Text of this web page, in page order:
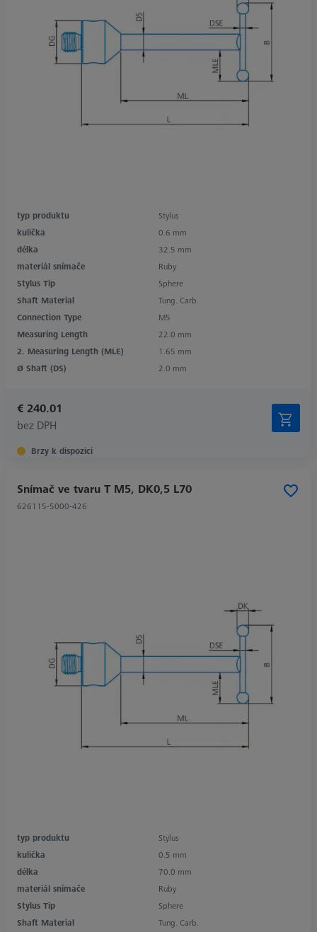
typ produktu
Stylus
kulička
0.6 mm
délka
32.5 mm
materiál snímače
Ruby
Stylus Tip
Sphere
Shaft Material
Tung. Carb.
Connection Type
M5
Measuring Length
22.0 mm
2. Measuring Length (MLE)
1.65 mm
Ø Shaft (DS)
2.0 mm
€ 240.01
bez DPH
Brzy k dispozici
Snímač ve tvaru T M5, DK0,5 L70
626115-5000-426
typ produktu
Stylus
kulička
0.5 mm
délka
70.0 mm
materiál snímače
Ruby
Stylus Tip
Sphere
Shaft Material
Tung. Carb.